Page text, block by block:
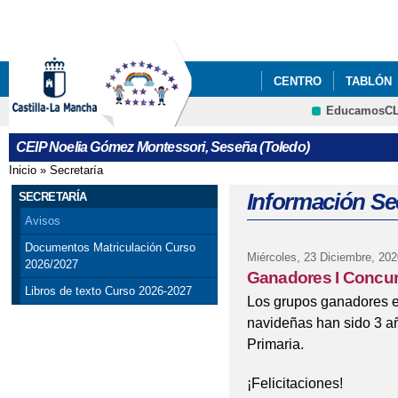
CENTRO TABLÓN
CALENDARIO
CEIP Noelia Gómez Montessori, Seseña (Toledo)
Se encuentra usted aquí
Inicio » Secretaría
SECRETARÍA
Avisos
Documentos Matriculación Curso
2026/2027
Libros de texto Curso 2026-2027
Información
Miércoles, 23 Diciembre,
Ganadores I
Los grupos ganadores
navideñas han sido 3
Primaria.
¡Felicitaciones!